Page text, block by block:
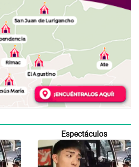
Espectáculos